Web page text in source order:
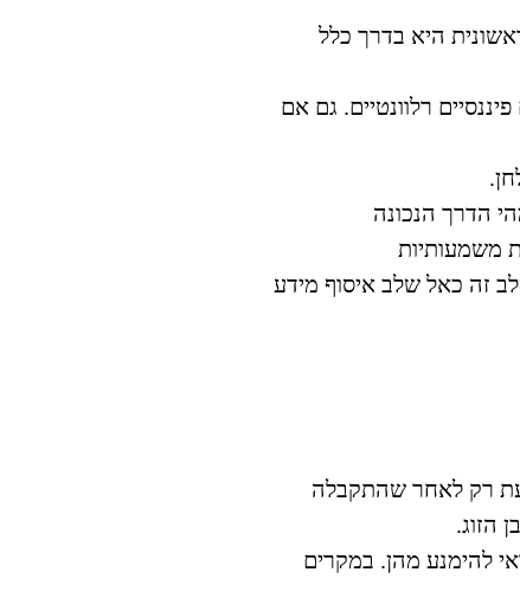
היא בדרך כלל
רלוונטיים. גם אם
הדרך הנכונה
להיות משמעותיות
זה כאל שלב איסוף מידע
רק לאחר שהתקבלה
הזוג.
להימנע מהן. במקרים